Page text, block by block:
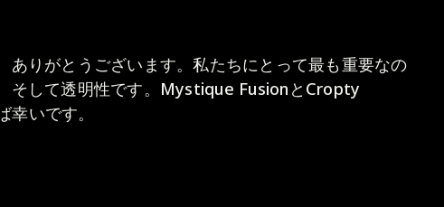
ありがとうございます。私たちにとって最も重要なの
そして透明性です。Mystique FusionとCropty
いです。